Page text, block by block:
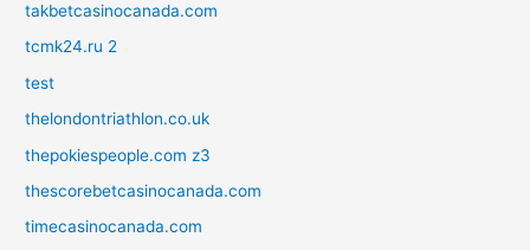
takbetcasinocanada.com
tcmk24.ru 2
test
thelondontriathlon.co.uk
thepokiespeople.com z3
thescorebetcasinocanada.com
timecasinocanada.com